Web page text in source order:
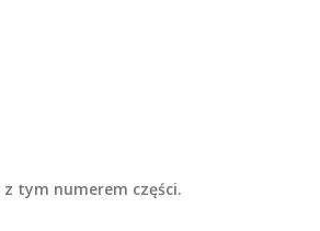
z tym numerem części.